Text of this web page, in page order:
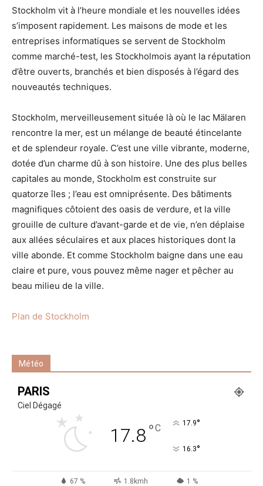
Stockholm vit à l’heure mondiale et les nouvelles idées
s’imposent rapidement. Les maisons de mode et les
entreprises informatiques se servent de Stockholm
comme marché-test, les Stockholmois ayant la réputation
d’être ouverts, branchés et bien disposés à l’égard des
nouveautés techniques.
Stockholm, merveilleusement située là où le lac Mälaren
rencontre la mer, est un mélange de beauté étincelante
et de splendeur royale. C’est une ville vibrante, moderne,
dotée d’un charme dû à son histoire. Une des plus belles
capitales au monde, Stockholm est construite sur
quatorze îles ; l’eau est omniprésente. Des bâtiments
magnifiques côtoient des oasis de verdure, et la ville
grouille de culture d’avant-garde et de vie, n’en déplaise
aux allées séculaires et aux places historiques dont la
ville abonde. Et comme Stockholm baigne dans une eau
claire et pure, vous pouvez même nager et pêcher au
beau milieu de la ville.
Plan de Stockholm
Météo
PARIS
Ciel Dégagé
17.8°C 17.9°
16.3°
67 % 1.8kmh 1 %